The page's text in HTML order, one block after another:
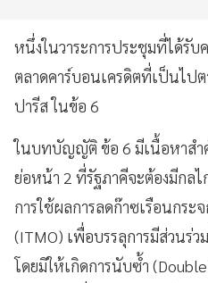
หนึ่งในวาระการประชุมที่ได้รั
ตลาดคาร์บอนเครดิตที่เป็นไป
ปารีส ในข้อ 6
ในบทบัญญัติ ข้อ 6 มีเนื้อหาสำ
ย่อหน้า 2 ที่รัฐภาคีจะต้องมีก
การใช้ผลการลดก๊าซเรือนกระ
(ITMO) เพื่อบรรลุการมีส่วนร่
โดยมิให้เกิดการนับซ้ำ